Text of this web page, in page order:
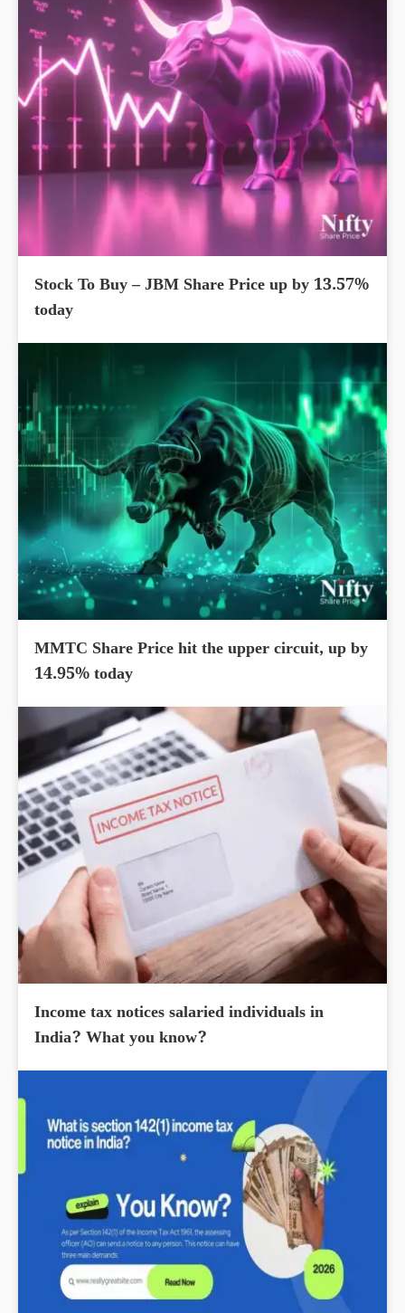
Stock To Buy – JBM Share Price up by 13.57%
today
MMTC Share Price hit the upper circuit, up by
14.95% today
Income tax notices salaried individuals in
India? What you know?